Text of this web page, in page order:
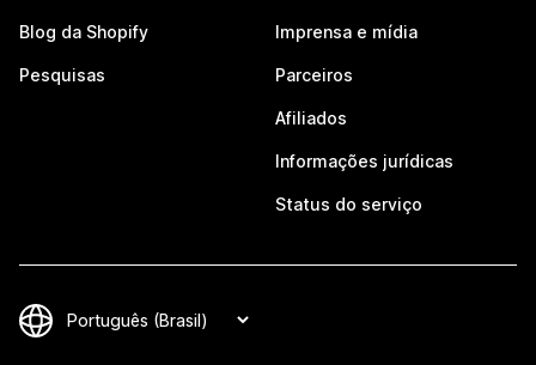
Blog da Shopify
Pesquisas
Imprensa e mídia
Parceiros
Afiliados
Informações jurídicas
Status do serviço